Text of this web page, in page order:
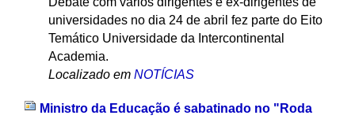
universidades no dia 24 de abril fez parte do Eito
Temático Universidade da Intercontinental
Academia.
Localizado em NOTÍCIAS
Ministro da Educação é sabatinado no "Roda